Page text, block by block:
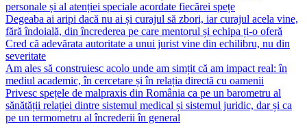
personale și al atenției speciale acordate fiecărei spețe
Degeaba ai aripi dacă nu ai și curajul să zbori, iar curajul acela vine,
fără îndoială, din încrederea pe care mentorul și echipa ți-o oferă
Cred că adevărata autoritate a unui jurist vine din echilibru, nu din
severitate
Am ales să construiesc acolo unde am simțit că am impact real: în
mediul academic, în cercetare și în relația directă cu oamenii
Privesc spețele de malpraxis din România ca pe un barometru al
sănătății relației dintre sistemul medical și sistemul juridic, dar și ca
pe un termometru al încrederii în general